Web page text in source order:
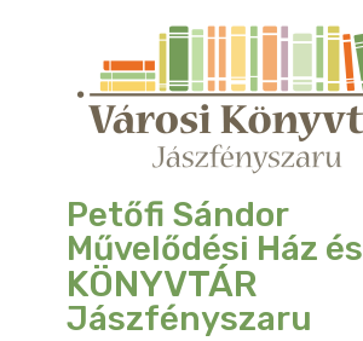
Petőfi Sándor
Művelődési Ház és
KÖNYVTÁR
Jászfényszaru